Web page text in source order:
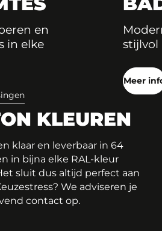
en
in elke
stijlvol
Meer
KLEUREN
klaar en leverbaar in 64
in bijna elke RAL-kleur
sluit dus altijd perfect aan
We adviseren je
contact op.